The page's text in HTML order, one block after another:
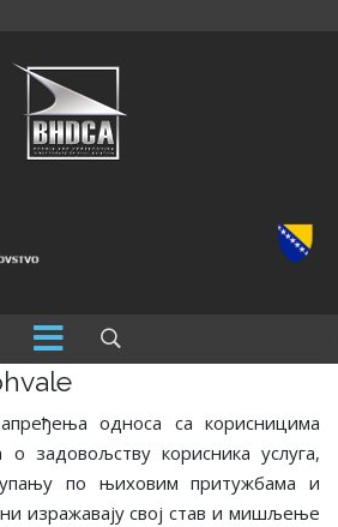
односа са корисницима
о задовољству корисника услуга,
по њиховим притужбама и
изражавају свој став и мишљење